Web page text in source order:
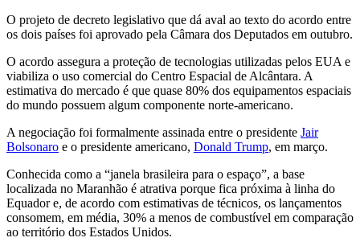
O projeto de decreto legislativo que dá aval ao texto do acordo entre
os dois países foi aprovado pela Câmara dos Deputados em outubro.
O acordo assegura a proteção de tecnologias utilizadas pelos EUA e
viabiliza o uso comercial do Centro Espacial de Alcântara. A
estimativa do mercado é que quase 80% dos equipamentos espaciais
do mundo possuem algum componente norte-americano.
A negociação foi formalmente assinada entre o presidente Jair
Bolsonaro e o presidente americano, Donald Trump, em março.
Conhecida como a “janela brasileira para o espaço”, a base
localizada no Maranhão é atrativa porque fica próxima à linha do
Equador e, de acordo com estimativas de técnicos, os lançamentos
consomem, em média, 30% a menos de combustível em comparação
ao território dos Estados Unidos.